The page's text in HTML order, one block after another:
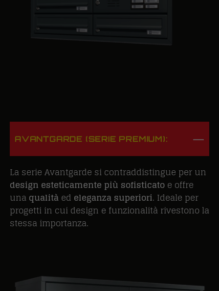
AVANTGARDE (SERIE PREMIUM):
La serie Avantgarde si contraddistingue per un
design esteticamente più sofisticatoe offre
unaqualitàed eleganza superiori. Ideale per
progetti in cui design e funzionalità rivestono la
stessa importanza.